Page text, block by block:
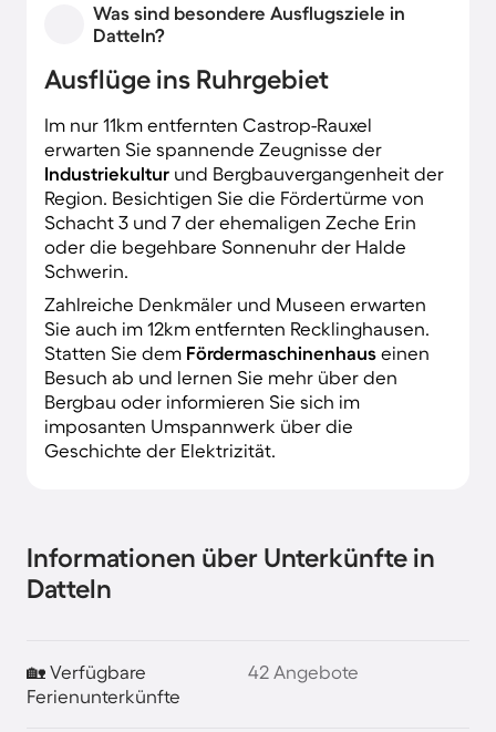
Was sind besondere Ausflugsziele in
Datteln?
Ausflüge ins Ruhrgebiet
Im nur 11km entfernten Castrop-Rauxel
erwarten Sie spannende Zeugnisse der
Industriekultur und Bergbauvergangenheit der
Region. Besichtigen Sie die Fördertürme von
Schacht 3 und 7 der ehemaligen Zeche Erin
oder die begehbare Sonnenuhr der Halde
Schwerin.
Zahlreiche Denkmäler und Museen erwarten
Sie auch im 12km entfernten Recklinghausen.
Statten Sie dem Fördermaschinenhaus einen
Besuch ab und lernen Sie mehr über den
Bergbau oder informieren Sie sich im
imposanten Umspannwerk über die
Geschichte der Elektrizität.
Informationen über Unterkünfte in
Datteln
🏡 Verfügbare
Ferienunterkünfte
42 Angebote